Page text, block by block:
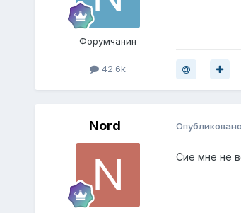
Форумчанин
42.6k
Nord Опубликовано
Сие мне не